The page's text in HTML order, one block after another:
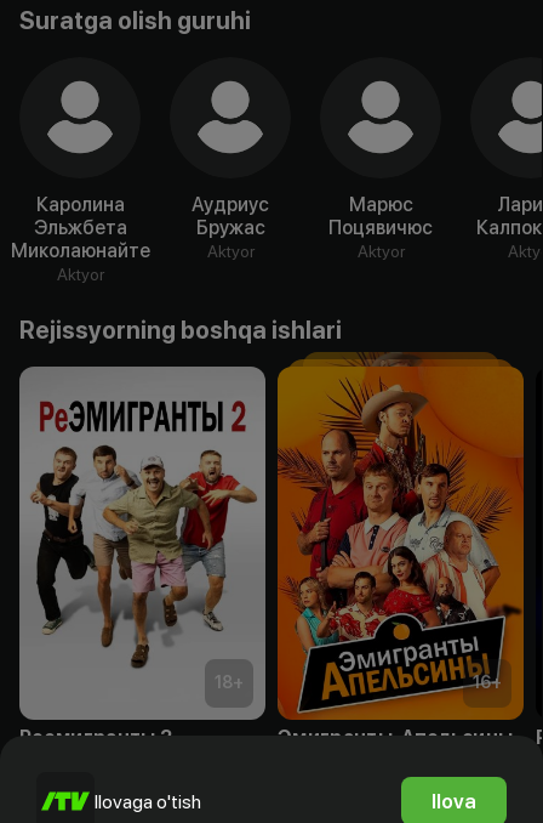
Suratga olish guruhi
Каролина
Эльжбета
Миколаюнайте
Aktyor
Аудриус
Бружас
Aktyor
Марюс
Поцявичюс
Aktyor
Rejissyorning boshqa ishlari
18+
Реэмигранты 2
16+
Эмигранты. Апельсины
Ilovaga o'tish Ilova